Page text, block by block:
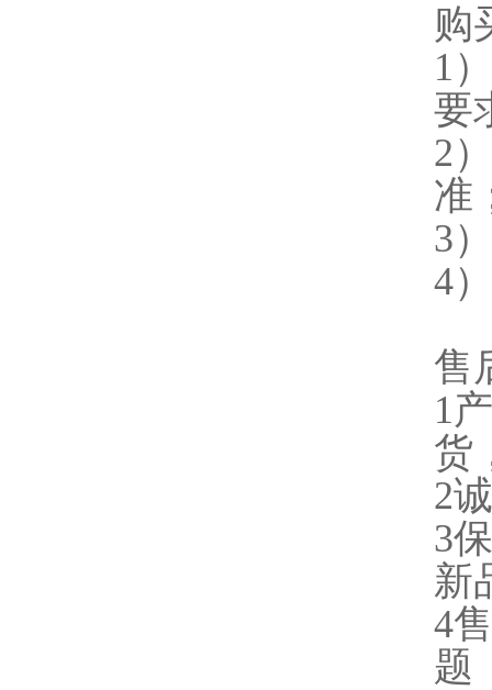
购
1
要
2
准
3
4
售
1
货
2
3
新
4
题